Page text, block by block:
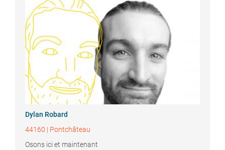
Dylan Robard
44160 | Pontchâteau
Osons ici et maintenant